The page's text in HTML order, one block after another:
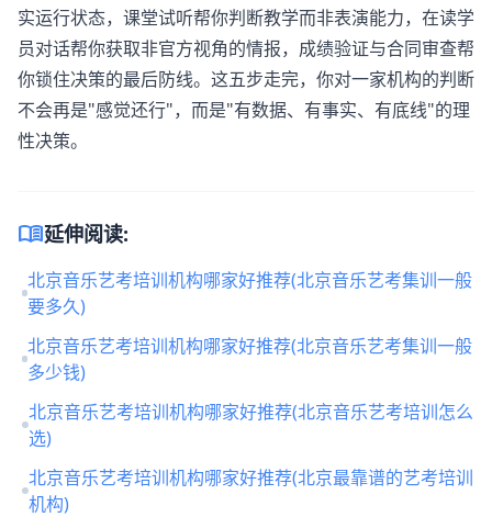
实运行状态，课堂试听帮你判断教学而非表演能力，在读学
员对话帮你获取非官方视角的情报，成绩验证与合同审查帮
你锁住决策的最后防线。这五步走完，你对一家机构的判断
不会再是"感觉还行"，而是"有数据、有事实、有底线"的理
性决策。
menu_book延伸阅读:
北京音乐艺考培训机构哪家好推荐(北京音乐艺考集训一般
要多久)
北京音乐艺考培训机构哪家好推荐(北京音乐艺考集训一般
多少钱)
北京音乐艺考培训机构哪家好推荐(北京音乐艺考培训怎么
选)
北京音乐艺考培训机构哪家好推荐(北京最靠谱的艺考培训
机构)